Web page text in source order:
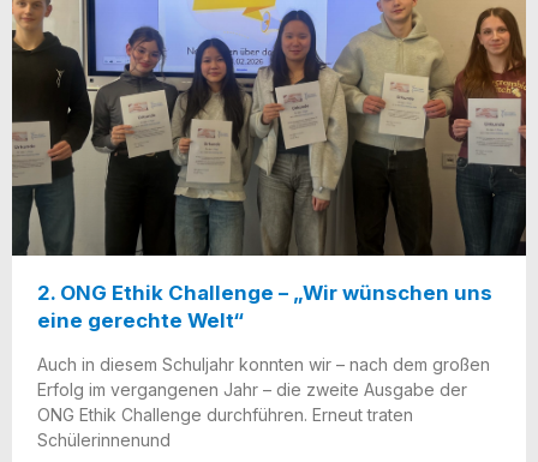
2. ONG Ethik Challenge – „Wir wünschen uns
eine gerechte Welt“
Auch in die­sem Schul­jahr konn­ten wir – nach dem gro­ßen
Erfolg im ver­gan­ge­nen Jahr – die zwei­te Aus­ga­be der
ONG Ethik Chall­enge durch­füh­ren. Erneut tra­ten
Schülerinnenund